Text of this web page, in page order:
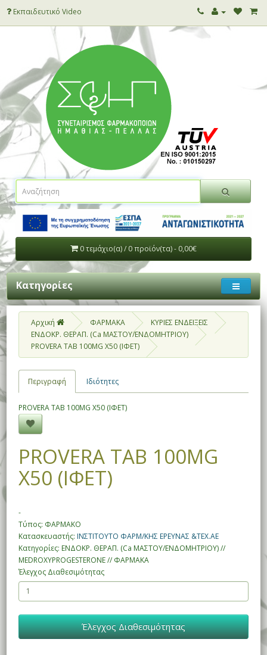
Εκπαιδευτικό Video
0 τεμάχιο(α) / 0 προϊόν(τα) - 0,00€
Κατηγορίες
Αρχική ΦΑΡΜΑΚΑ
ΚΥΡΙΕΣ ΕΝΔΕΙΞΕΙΣ
ΕΝΔΟΚΡ. ΘΕΡΑΠ. (Ca ΜΑΣΤΟΥ/ΕΝΔΟΜΗΤΡΙΟΥ)
PROVERA TAB 100MG X50 (ΙΦΕΤ)
Περιγραφή Ιδιότητες
PROVERA TAB 100MG X50 (ΙΦΕΤ)
PROVERA TAB 100MG
X50 (ΙΦΕΤ)
-
Τύπος: ΦΑΡΜΑΚΟ
Κατασκευαστής: ΙΝΣΤΙΤΟΥΤΟ ΦΑΡΜ/ΚΗΣ ΕΡΕΥΝΑΣ &ΤΕΧ.ΑΕ
Κατηγορίες: ΕΝΔΟΚΡ. ΘΕΡΑΠ. (Ca ΜΑΣΤΟΥ/ΕΝΔΟΜΗΤΡΙΟΥ) //
MEDROXYPROGESTERONE // ΦΑΡΜΑΚΑ
Έλεγχος Διαθεσιμότητας
Έλεγχος Διαθεσιμότητας